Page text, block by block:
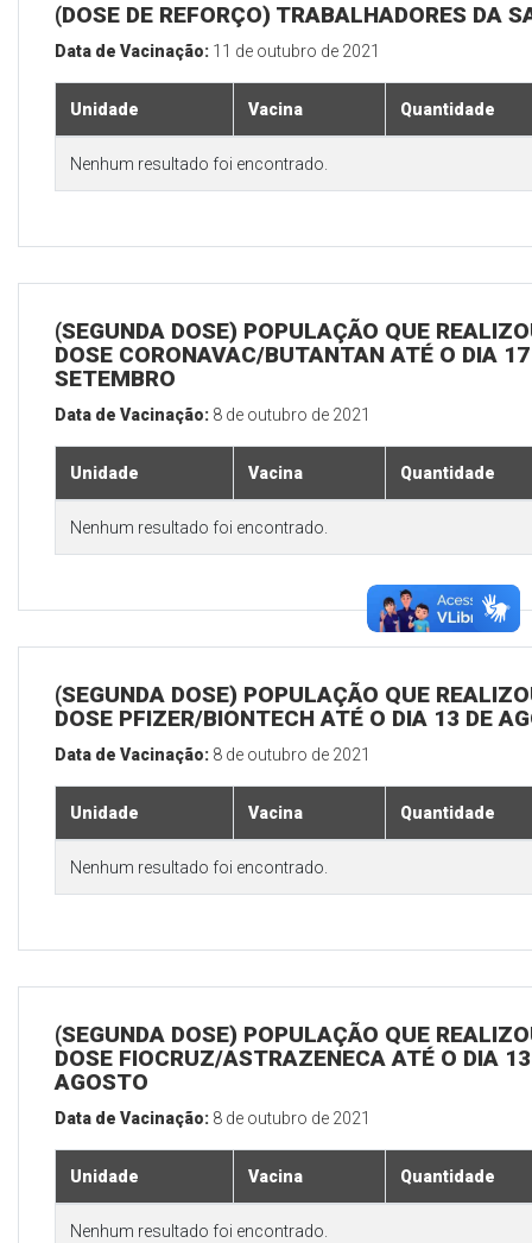
(DOSE DE REFORÇO) TRABALHADORES DA
Data de Vacinação: 11 de outubro de 2021
Unidade Vacina Quantidade
Nenhum resultado foi encontrado.
(SEGUNDA DOSE) POPULAÇÃO QUE
DOSE CORONAVAC/BUTANTAN ATÉ O DIA
SETEMBRO
Data de Vacinação: 8 de outubro de 2021
Unidade Vacina Quantidade
Nenhum resultado foi encontrado.
(SEGUNDA DOSE) POPULAÇÃO QUE
DOSE PFIZER/BIONTECH ATÉ O DIA 13 DE
Data de Vacinação: 8 de outubro de 2021
Unidade Vacina Quantidade
Nenhum resultado foi encontrado.
(SEGUNDA DOSE) POPULAÇÃO QUE
DOSE FIOCRUZ/ASTRAZENECA ATÉ O DIA
AGOSTO
Data de Vacinação: 8 de outubro de 2021
Unidade Vacina Quantidade
Nenhum resultado foi encontrado.